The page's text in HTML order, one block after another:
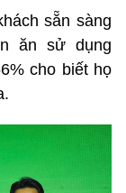
sẵn sàng
ăn sử dụng
cho biết họ